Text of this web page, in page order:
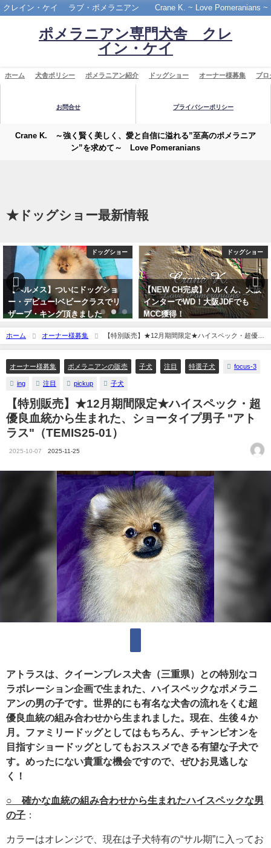
クレイン・ケイ ラブ・ポメラニアン Crane K. ~ Love Pomeranians ~
ポメラニアン専門犬舎 クレ
イン・ケイ
ホーム 犬舎ポリシー ポメラニアン紹介 ドッグショー オーナー様募集 ブロ
お問合せ プライバシーポリシー
Crane K. ～強く賢く美しく、愛と自信に溢れる”至高のポメラニア
ン”を求めて～ Love Pomeranians
★ドッグショー最新情報
ドッグショー
【NEW CH完成】ハルくん、大阪
インターでWD！大阪JDFでも
MCC獲得！
ドッグショ
【NEW CH完成】プルートス、
ャンピオン・タイトル完成！
2021-11-10
ホーム オーナー様募集
【特別販売】★12月期間限定★ハイスペック・超優良
血統から生まれた、ショータイプ男子 "アトラス"（TEMIS25-01）
オーナー様募集 ポメラニアンの販売 子犬 注目 特選子犬 focus-3
ing 注目 pickup 子犬
【特別販売】★12月期間限定★ハイスペック・超
優良血統から生まれた、ショータイプ男子 "アト
ラス"（TEMIS25-01）
2025-10-07 2025-11-25
アトラスは、クイーンブレス犬舎（三重県）との特別なコ
ラボレーション企画で生まれた、ハイスペックなポメラニ
アンの男の子です。世界的にも有名な犬舎の流れをくむ超
優良血統の組み合わせから生まれました。現在、生後４か
月。ファミリードッグとしてはもちろん、チャンピオンを
目指すショードッグとしてもおススメできる有望な子犬で
す。めったにない貴重な機会ですので、ぜひお見逃しな
く！
○ 確かな血統の組み合わせから生まれたハイスペックな男
の子 ：
カラーはオレンジで、現在は子犬特有の“サル期”に入ってお